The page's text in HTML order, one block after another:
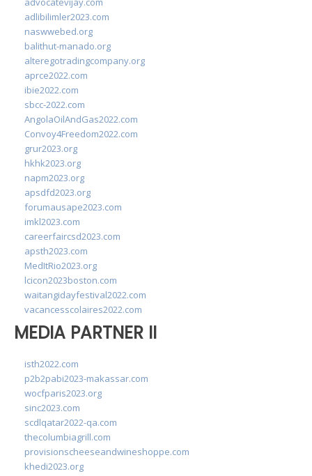
adlibilimler2023.com
naswwebed.org
balithut-manado.org
alteregotradingcompany.org
aprce2022.com
ibie2022.com
sbcc-2022.com
AngolaOilAndGas2022.com
Convoy4Freedom2022.com
grur2023.org
hkhk2023.org
napm2023.org
apsdfd2023.org
forumausape2023.com
imkl2023.com
careerfaircsd2023.com
apsth2023.com
MedItRio2023.org
lcicon2023boston.com
waitangidayfestival2022.com
vacancesscolaires2022.com
MEDIA PARTNER II
isth2022.com
p2b2pabi2023-makassar.com
wocfparis2023.org
sinc2023.com
scdlqatar2022-qa.com
thecolumbiagrill.com
provisionscheeseandwineshoppe.com
khedi2023.org